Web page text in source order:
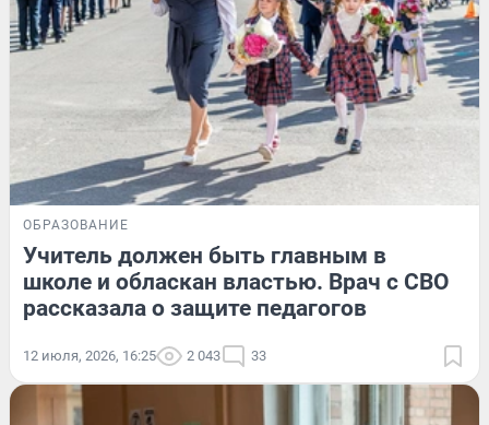
ОБРАЗОВАНИЕ
Учитель должен быть главным в
школе и обласкан властью. Врач с СВО
рассказала о защите педагогов
12 июля, 2026, 16:25 2 043 33